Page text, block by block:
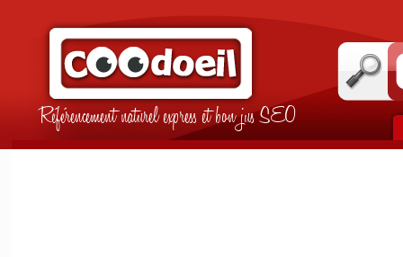
Référencement naturel express et bon jus SEO